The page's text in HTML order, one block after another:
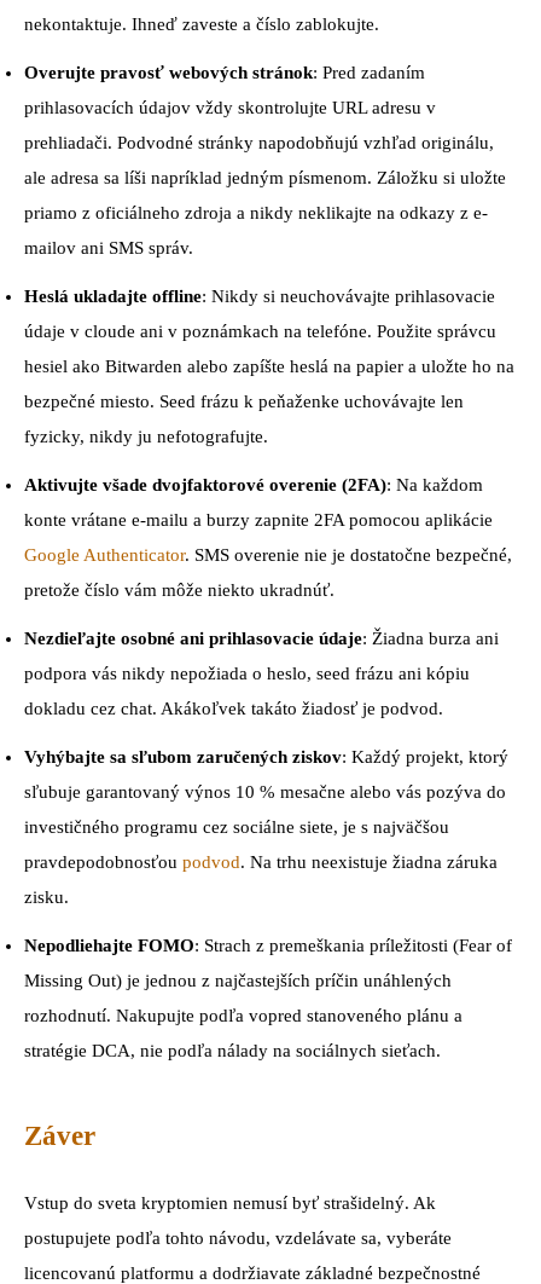
nekontaktuje. Ihneď zaveste a číslo zablokujte.
Overujte pravosť webových stránok: Pred zadaním
prihlasovacích údajov vždy skontrolujte URL adresu v
prehliadači. Podvodné stránky napodobňujú vzhľad originálu,
ale adresa sa líši napríklad jedným písmenom. Záložku si uložte
priamo z oficiálneho zdroja a nikdy neklikajte na odkazy z e-
mailov ani SMS správ.
Heslá ukladajte offline: Nikdy si neuchovávajte prihlasovacie
údaje v cloude ani v poznámkach na telefóne. Použite správcu
hesiel ako Bitwarden alebo zapíšte heslá na papier a uložte ho na
bezpečné miesto. Seed frázu k peňaženke uchovávajte len
fyzicky, nikdy ju nefotografujte.
Aktivujte všade dvojfaktorové overenie (2FA): Na každom
konte vrátane e-mailu a burzy zapnite 2FA pomocou aplikácie
Google Authenticator. SMS overenie nie je dostatočne bezpečné,
pretože číslo vám môže niekto ukradnúť.
Nezdieľajte osobné ani prihlasovacie údaje: Žiadna burza ani
podpora vás nikdy nepožiada o heslo, seed frázu ani kópiu
dokladu cez chat. Akákoľvek takáto žiadosť je podvod.
Vyhýbajte sa sľubom zaručených ziskov: Každý projekt, ktorý
sľubuje garantovaný výnos 10 % mesačne alebo vás pozýva do
investičného programu cez sociálne siete, je s najväčšou
pravdepodobnosťou podvod. Na trhu neexistuje žiadna záruka
zisku.
Nepodliehajte FOMO: Strach z premeškania príležitosti (Fear of
Missing Out) je jednou z najčastejších príčin unáhlených
rozhodnutí. Nakupujte podľa vopred stanoveného plánu a
stratégie DCA, nie podľa nálady na sociálnych sieťach.
Záver
Vstup do sveta kryptomien nemusí byť strašidelný. Ak
postupujete podľa tohto návodu, vzdelávate sa, vyberáte
licencovanú platformu a dodržiavate základné bezpečnostné